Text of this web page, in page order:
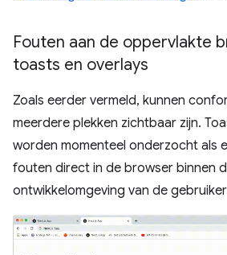
Fouten aan de oppervlakte
toasts en overlays
Zoals eerder vermeld, kunnen
meerdere plekken zichtbaar zijn.
worden momenteel onderzocht als
fouten direct in de browser binnen
ontwikkelomgeving van de